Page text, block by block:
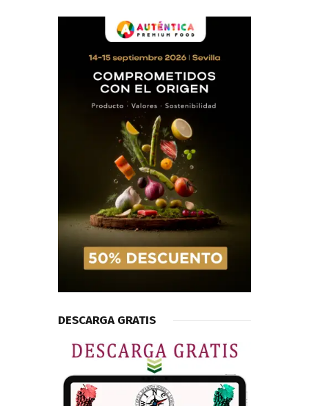
DESCARGA GRATIS